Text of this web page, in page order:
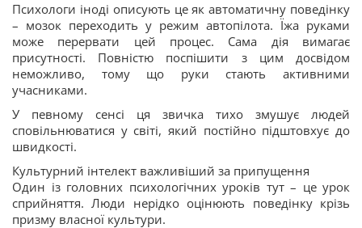
Психологи іноді описують це як автоматичну поведінку
– мозок переходить у режим автопілота. Їжа руками
може перервати цей процес. Сама дія вимагає
присутності. Повністю поспішити з цим досвідом
неможливо, тому що руки стають активними
учасниками.
У певному сенсі ця звичка тихо змушує людей
сповільнюватися у світі, який постійно підштовхує до
швидкості.
Культурний інтелект важливіший за припущення
Один із головних психологічних уроків тут – це урок
сприйняття. Люди нерідко оцінюють поведінку крізь
призму власної культури.